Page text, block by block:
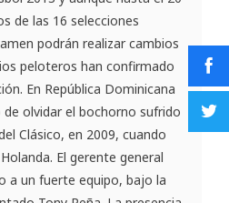
de las 16 selecciones
podrán realizar cambios
peloteros han confirmado
En República Dominicana
olvidar el bochorno sufrido
Clásico, en 2009, cuando
El gerente general
a un fuerte equipo, bajo la